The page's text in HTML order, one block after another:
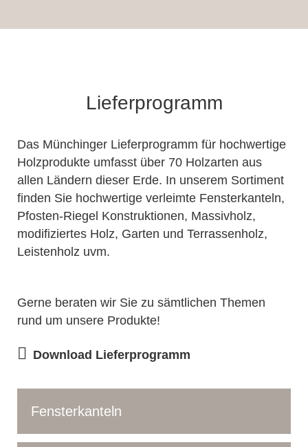
Lieferprogramm
Das Münchinger Lieferprogramm für hochwertige
Holzprodukte umfasst über 70 Holzarten aus
allen Ländern dieser Erde. In unserem Sortiment
finden Sie hochwertige verleimte Fensterkanteln,
Pfosten-Riegel Konstruktionen, Massivholz,
modifiziertes Holz, Garten und Terrassenholz,
Leistenholz uvm.
Gerne beraten wir Sie zu sämtlichen Themen
rund um unsere Produkte!
Download Lieferprogramm
Fensterkanteln